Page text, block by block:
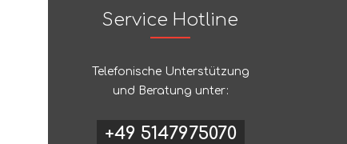
Service Hotline
Telefonische Unterstützung
und Beratung unter:
+49 5147975070